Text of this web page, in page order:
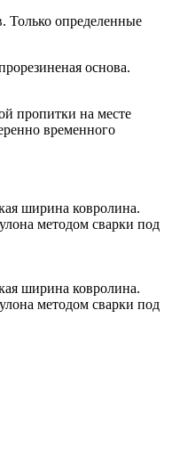
Только определенные
основа.
пропитки на месте
временного
ширина ковролина.
методом сварки под
ширина ковролина.
методом сварки под